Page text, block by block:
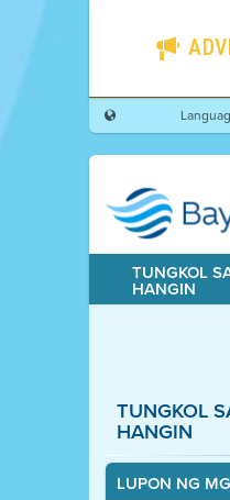
TUNGKOL
HANGIN
TUNGKOL
HANGIN
LUPON NG